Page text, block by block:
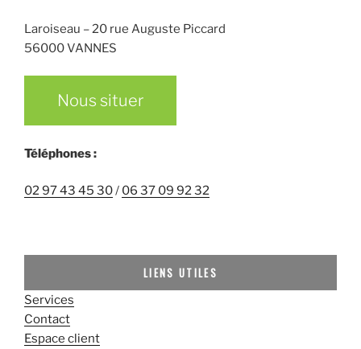
Laroiseau –20 rue Auguste Piccard
56000 VANNES
Nous situer
Téléphones :
02 97 43 45 30/ 06 37 09 92 32
LIENS UTILES
Services
Contact
Espace client